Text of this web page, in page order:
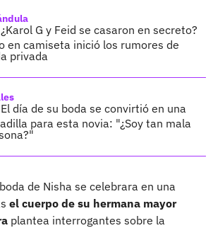
¿Karol G y Feid se casaron en secreto?
en camiseta inició los rumores de
privada
El día de su boda se convirtió en una
para esta novia: "¿Soy tan mala
de Nisha se celebrara en una
el cuerpo de su hermana mayor
plantea interrogantes sobre la